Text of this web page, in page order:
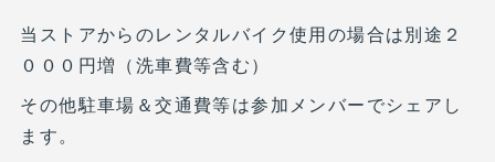
当ストアからのレンタルバイク使用の場合は別途２
０００円増（洗車費等含む）
その他駐車場＆交通費等は参加メンバーでシェアし
ます。